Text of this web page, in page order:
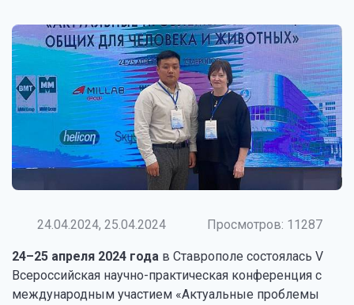
24.04.2024, 25.04.2024 Просмотров: 11287
24–25 апреля 2024 года в Ставрополе состоялась V
Всероссийская научно-практическая конференция с
международным участием «Актуальные проблемы